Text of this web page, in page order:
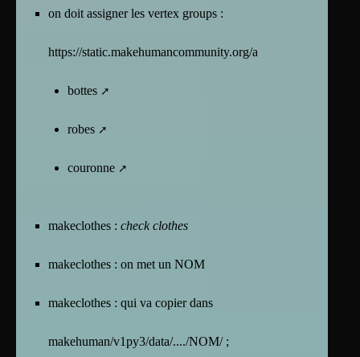
on doit assigner les vertex groups :
https://static.makehumancommunity.org/assets/
bottes
robes
couronne
makeclothes : check clothes
makeclothes : on met un NOM
makeclothes : qui va copier dans
makehuman/v1py3/data/..../NOM/ ;